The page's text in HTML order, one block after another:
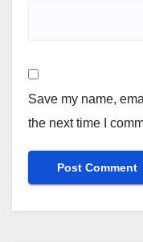
Save my name,
the next time I